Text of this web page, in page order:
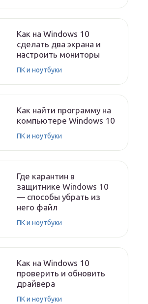
Как на Windows 10
сделать два экрана и
настроить мониторы
ПК и ноутбуки
Как найти программу на
компьютере Windows 10
ПК и ноутбуки
Где карантин в
защитнике Windows 10
— способы убрать из
него файл
ПК и ноутбуки
Как на Windows 10
проверить и обновить
драйвера
ПК и ноутбуки